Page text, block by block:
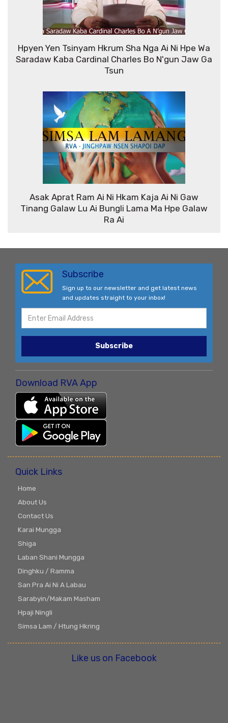
Hpyen Yen Tsinyam Hkrum Sha Nga Ai Ni Hpe Wa
Saradaw Kaba Cardinal Charles Bo N'gun Jaw Ga
Tsun
Asak Aprat Ram Ai Ni Hkam Kaja Ai Ni Gaw
Tinang Galaw Lu Ai Bungli Lama Ma Hpe Galaw
Ra Ai
Subscribe
Sign up to our newsletter and get latest news
and updates straight to your inbox!
Subscribe
Download RVA App
Quick Links
Home
About Us
Contact Us
Karai Mungga
Shiga
Laban Shani Mungga
Dinghku / Ramma
San Pra Ai Ni A Labau
Sarabyin/Makam Masham
Hpaji Ningli
Simsa Lam / Htung Hkring
Like us on Facebook